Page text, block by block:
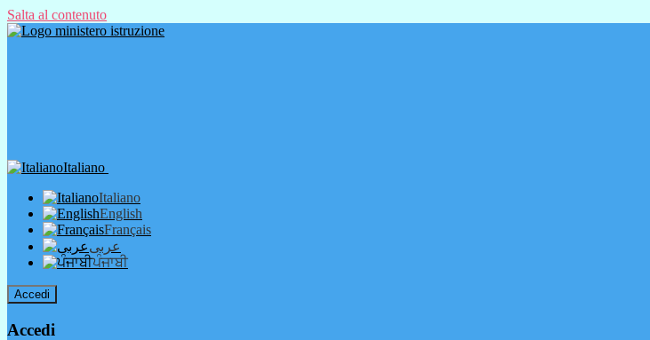
Salta al contenuto
Italiano
Italiano
English
Français
عربى
ਪੰਜਾਬੀ
Accedi
Accedi